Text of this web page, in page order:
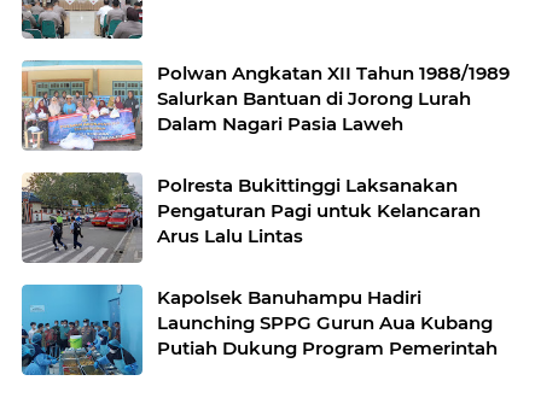
Polwan Angkatan XII Tahun 1988/1989
Salurkan Bantuan di Jorong Lurah
Dalam Nagari Pasia Laweh
Polresta Bukittinggi Laksanakan
Pengaturan Pagi untuk Kelancaran
Arus Lalu Lintas
Kapolsek Banuhampu Hadiri
Launching SPPG Gurun Aua Kubang
Putiah Dukung Program Pemerintah